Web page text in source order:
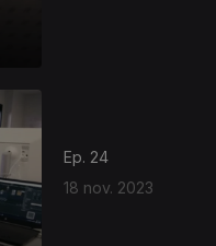
Ep. 24
18 nov. 2023